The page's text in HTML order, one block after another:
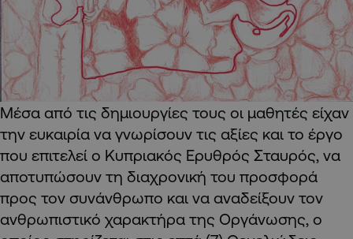
Μέσα από τις δημιουργίες τους οι μαθητές είχαν
την ευκαιρία να γνωρίσουν τις αξίες και το έργο
που επιτελεί ο Κυπριακός Ερυθρός Σταυρός, να
αποτυπώσουν τη διαχρονική του προσφορά
προς τον συνάνθρωπο και να αναδείξουν τον
ανθρωπιστικό χαρακτήρα της Οργάνωσης, ο